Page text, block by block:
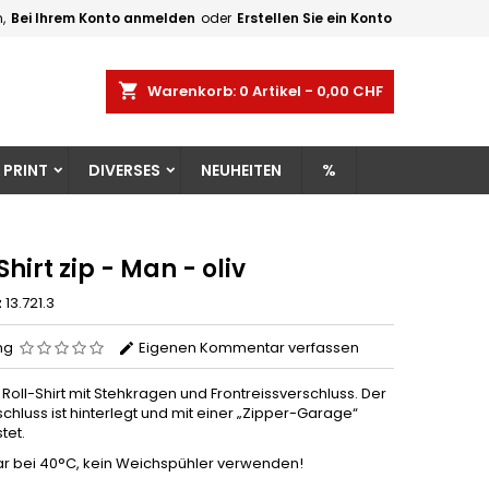
Bei Ihrem Konto anmelden oder Erstellen Sie ein Konto
shopping_cart Warenkorb: 0 Artikel - 0,00 CHF
DIVERSES NEUHEITEN %
zip - Man - oliv
13.721.3
Eigenen Kommentar verfassen
Shirt mit Stehkragen und Frontreissverschluss. Der
ist hinterlegt und mit einer „Zipper-Garage“
bei 40°C, kein Weichspühler verwenden!